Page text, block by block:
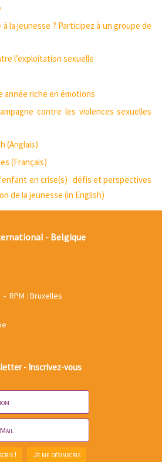
la jeunesse ? Participez à un groupe de
l’exploitation sexuelle
année riche en émotions
contre les violences sexuelles
(Anglais)
(Français)
en crise(s) : défis et perspectives
de la jeunesse (in English)
- Belgique
RPM : Bruxelles
- Inscrivez-vous